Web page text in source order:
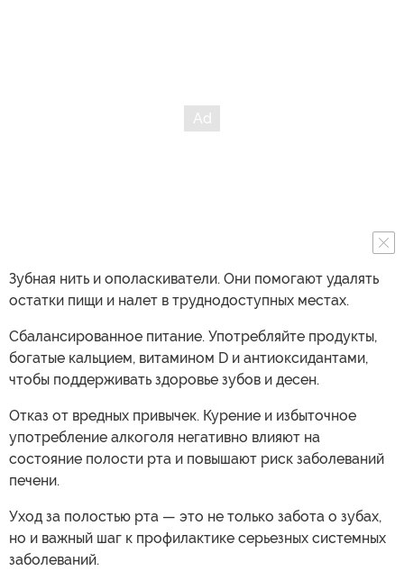
Зубная нить и ополаскиватели. Они помогают удалять
остатки пищи и налет в труднодоступных местах.
Сбалансированное питание. Употребляйте продукты,
богатые кальцием, витамином D и антиоксидантами,
чтобы поддерживать здоровье зубов и десен.
Отказ от вредных привычек. Курение и избыточное
употребление алкоголя негативно влияют на
состояние полости рта и повышают риск заболеваний
печени.
Уход за полостью рта — это не только забота о зубах,
но и важный шаг к профилактике серьезных системных
заболеваний.